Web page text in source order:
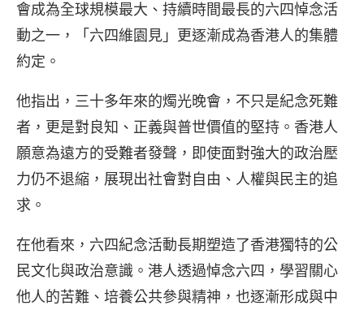
會成為全球規模最大、持續時間最長的六四悼念活
動之一，「六四維園見」更逐漸成為香港人的集體
約定。
他指出，三十多年來的燭光晚會，不只是紀念死難
者，更是對良知、正義與普世價值的堅持。香港人
願意為遠方的受難者發聲，即使面對強大的政治壓
力仍不退縮，展現出社會對自由、人權與民主的追
求。
在他看來，六四紀念活動長期塑造了香港獨特的公
民文化與政治意識。港人透過悼念六四，學習關心
他人的苦難、培養公共參與精神，也逐漸形成與中